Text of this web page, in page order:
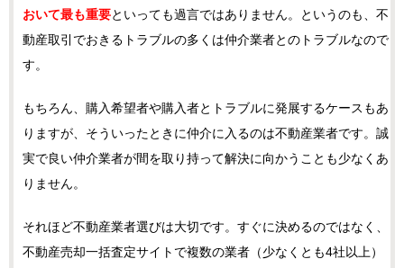
おいて最も重要といっても過言ではありません。というのも、不
動産取引でおきるトラブルの多くは仲介業者とのトラブルなので
す。
もちろん、購入希望者や購入者とトラブルに発展するケースもあ
りますが、そういったときに仲介に入るのは不動産業者です。誠
実で良い仲介業者が間を取り持って解決に向かうことも少なくあ
りません。
それほど不動産業者選びは大切です。すぐに決めるのではなく、
不動産売却一括査定サイトで複数の業者（少なくとも4社以上）